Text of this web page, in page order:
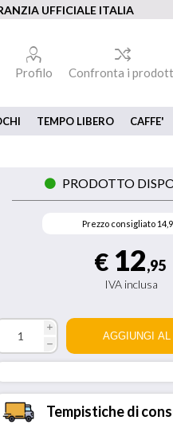
UFFICIALE ITALIA
Profilo Confronta i
TEMPO LIBERO CAFFE'
PRODOTTO
Prezzo consigliato
€ 12,95
IVA inclusa
i
h
Tempistiche di